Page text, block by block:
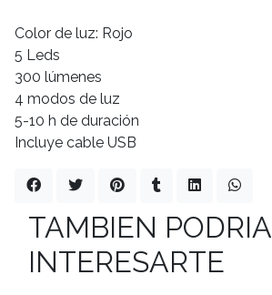
Color de luz: Rojo
5 Leds
300 lúmenes
4 modos de luz
5-10 h de duración
Incluye cable USB
TAMBIEN PODRIA
INTERESARTE